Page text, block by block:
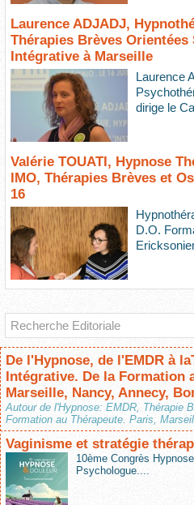
Laurence ADJADJ,
Thérapies Brèves Orientées
Intégrative à Marseille
Laurence
dirige le
Valérie TOUATI, Hypnose
IMO, Thérapies Brèves et
16
D.O.
De l'Hypnose, de l'EMDR à
Intégrative. De la Formation
Marseille, Nancy, Annecy,
Autour de l'Hypnose: EMDR, Thérapie
Formation au Thérapeute. Paris,
Vaginisme et stratégie
10ème Congrès
Psychologue....